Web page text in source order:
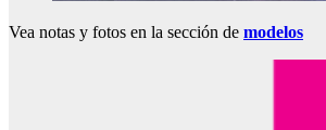
Vea notas y fotos en la sección de modelos